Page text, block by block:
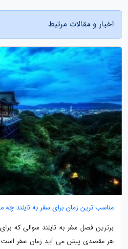
اخبار و مقالات مرتبط
مناسب ترین زمان برای سفر به تایلند
برترین فصل سفر به تایلند سوالی که
هر مقصدی پیش می آید زمان سفر است